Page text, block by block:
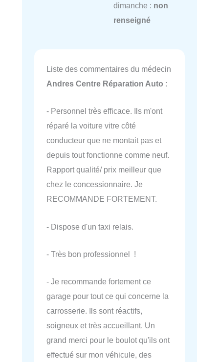
dimanche : non
renseigné
Liste des commentaires du médecin
Andres Centre Réparation Auto :
- Personnel très efficace. Ils m'ont
réparé la voiture vitre côté
conducteur que ne montait pas et
depuis tout fonctionne comme neuf.
Rapport qualité/ prix meilleur que
chez le concessionnaire. Je
RECOMMANDE FORTEMENT.
- Dispose d'un taxi relais.
- Très bon professionnel !
- Je recommande fortement ce
garage pour tout ce qui concerne la
carrosserie. Ils sont réactifs,
soigneux et très accueillant. Un
grand merci pour le boulot qu'ils ont
effectué sur mon véhicule, des